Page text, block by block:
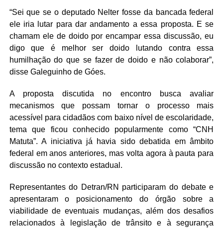
“Sei que se o deputado Nelter fosse da bancada federal
ele iria lutar para dar andamento a essa proposta. E se
chamam ele de doido por encampar essa discussão, eu
digo que é melhor ser doido lutando contra essa
humilhação do que se fazer de doido e não colaborar”,
disse Galeguinho de Góes.
A proposta discutida no encontro busca avaliar
mecanismos que possam tornar o processo mais
acessível para cidadãos com baixo nível de escolaridade,
tema que ficou conhecido popularmente como “CNH
Matuta”. A iniciativa já havia sido debatida em âmbito
federal em anos anteriores, mas volta agora à pauta para
discussão no contexto estadual.
Representantes do Detran/RN participaram do debate e
apresentaram o posicionamento do órgão sobre a
viabilidade de eventuais mudanças, além dos desafios
relacionados à legislação de trânsito e à segurança